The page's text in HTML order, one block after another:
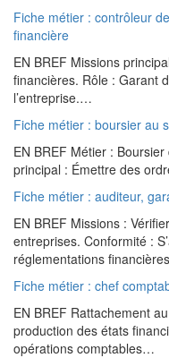
Fiche métier : contrôleur
financière
EN BREF Missions
financières. Rôle : Garant
l’entreprise.…
Fiche métier : boursier au
EN BREF Métier :
principal : Émettre des
Fiche métier : auditeur,
EN BREF Missions :
entreprises. Conformité :
réglementations
Fiche métier : chef
EN BREF Rattachement
production des états
opérations comptables…